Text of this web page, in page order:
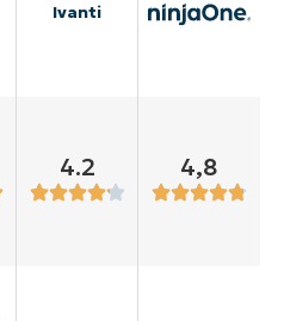
Ivanti
4.2 4,8